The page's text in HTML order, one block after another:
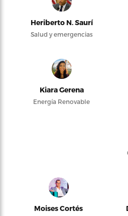
Heriberto N. Saurí
Salud y emergencias
Kiara Gerena
Energía Renovable
Moises Cortés